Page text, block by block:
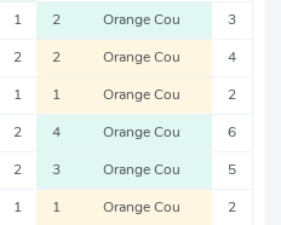
1 2 Orange Cou 3
2 2 Orange Cou 4
1 1 Orange Cou 2
2 4 Orange Cou 6
2 3 Orange Cou 5
1 1 Orange Cou 2